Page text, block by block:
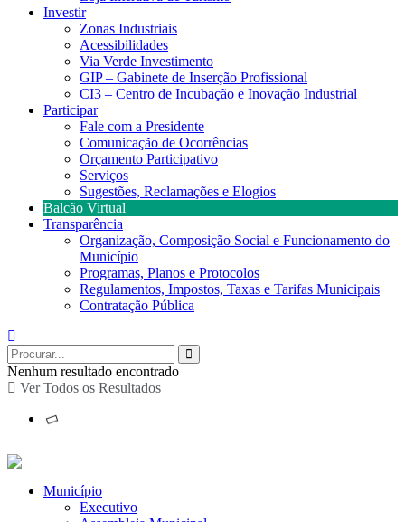
Investir
Zonas Industriais
Acessibilidades
Via Verde Investimento
GIP – Gabinete de Inserção Profissional
CI3 – Centro de Incubação e Inovação Industrial
Participar
Fale com a Presidente
Comunicação de Ocorrências
Orçamento Participativo
Serviços
Sugestões, Reclamações e Elogios
Balcão Virtual
Transparência
Organização, Composição Social e Funcionamento do
Município
Programas, Planos e Protocolos
Regulamentos, Impostos, Taxas e Tarifas Municipais
Contratação Pública
Nenhum resultado encontrado
Ver Todos os Resultados
Município
Executivo